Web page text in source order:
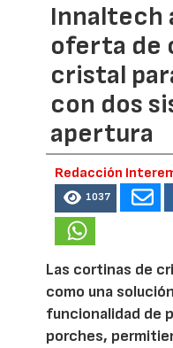
Innaltech
oferta de
cristal
con dos
apertura
Redacción
1037
Las cortinas de
como una
funcionalidad de
porches,